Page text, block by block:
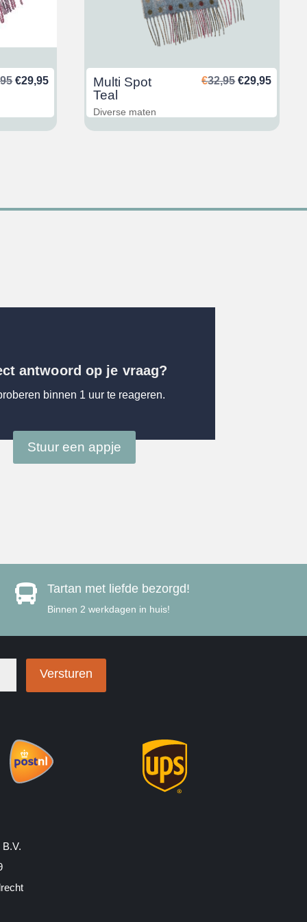
Oorspronkelijke
€32,95.
€29,95Huidige
€29,95.
Multi Spot
Teal
€32,95
€32,95.
€29,95
€29,95.
Diverse maten
antwoord op je vraag?
binnen 1 uur te reageren.
Stuur een appje
 Tartan met liefde bezorgd!
Binnen 2 werkdagen in huis!
Versturen
B.V.